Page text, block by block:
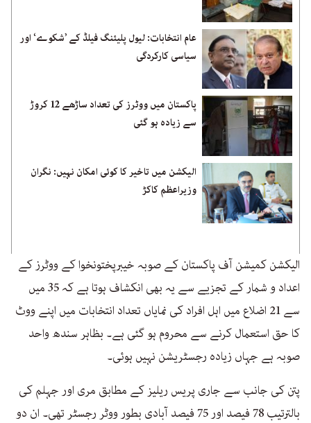
عام انتخابات: لیول پلیئنگ فیلڈ کے ’شکوے‘ اور
سیاسی کارکردگی
پاکستان میں ووٹرز کی تعداد ساڑھے 12 کروڑ
سے زیادہ ہو گئی
الیکشن میں تاخیر کا کوئی امکان نہیں: نگران
وزیراعظم کاکڑ
الیکشن کمیشن آف پاکستان کے صوبہ خیبرپختونخوا کے ووٹرز کے
اعداد و شمار کے تجزیے سے یہ بھی انکشاف ہوتا ہے کہ 35 میں
سے 21 اضلاع میں اہل افراد کی نمایاں تعداد انتخابات میں اپنے ووٹ
کا حق استعمال کرنے سے محروم ہو گئی ہے۔ بظاہر سندھ واحد
صوبہ ہے جہاں زیادہ رجسٹریشن نہیں ہوئی۔
پتن کی جانب سے جاری پریس ریلیز کے مطابق مری اور جہلم کی
بالترتیب 78 فیصد اور 75 فیصد آبادی بطور ووٹر رجسٹر تھی۔ ان دو